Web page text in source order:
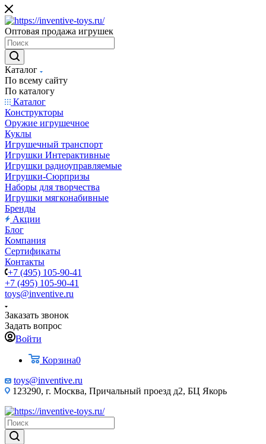
Оптовая продажа игрушек
Каталог
По всему сайту
По каталогу
Каталог
Конструкторы
Оружие игрушечное
Куклы
Игрушечный транспорт
Игрушки Интерактивные
Игрушки радиоуправляемые
Игрушки-Сюрпризы
Наборы для творчества
Игрушки мягконабивные
Бренды
Акции
Блог
Компания
Сертификаты
Контакты
+7 (495) 105-90-41
+7 (495) 105-90-41
toys@inventive.ru
Заказать звонок
Задать вопрос
Войти
Корзина0
toys@inventive.ru
123290, г. Москва, Причальный проезд д2, БЦ Якорь